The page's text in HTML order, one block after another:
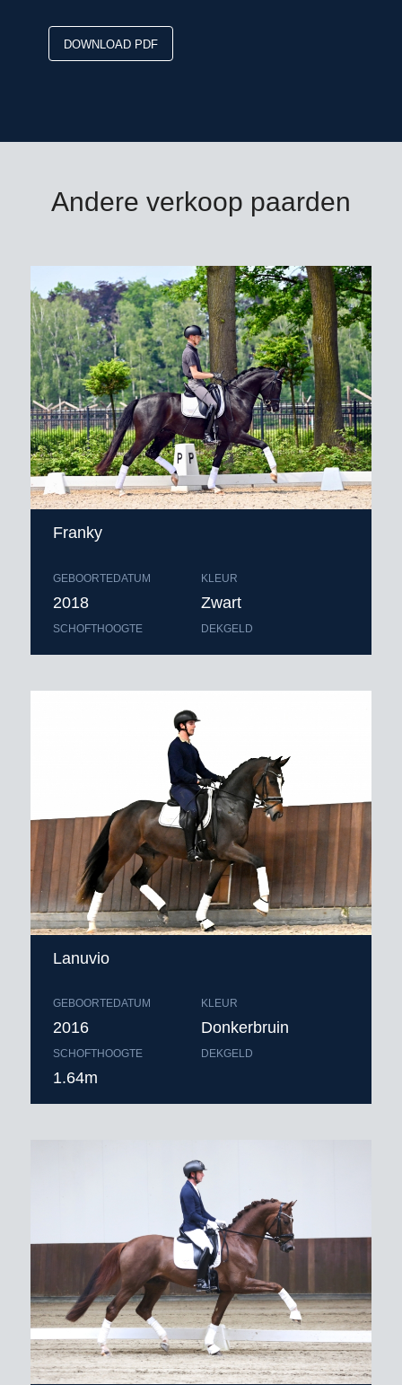
DOWNLOAD PDF
Andere verkoop paarden
Franky
GEBOORTEDATUM
2018
SCHOFTHOOGTE
KLEUR
Zwart
DEKGELD
Lanuvio
GEBOORTEDATUM
2016
SCHOFTHOOGTE
1.64m
KLEUR
Donkerbruin
DEKGELD